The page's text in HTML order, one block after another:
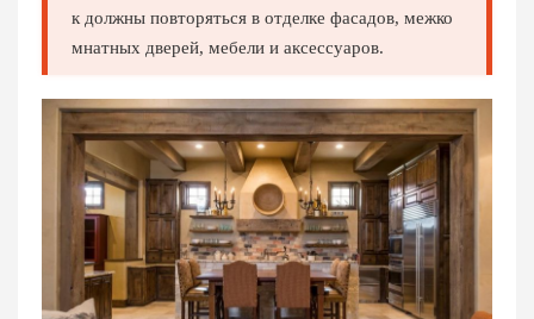
к должны повторяться в отделке фасадов, межко
мнатных дверей, мебели и аксессуаров.